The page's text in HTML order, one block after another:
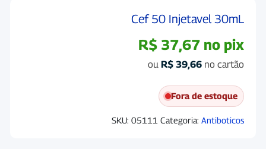
Cef 50 Injetavel 30mL
R$ 37,67 no pix
ou R$ 39,66 no cartão
Fora de estoque
SKU: 05111 Categoria: Antiboticos